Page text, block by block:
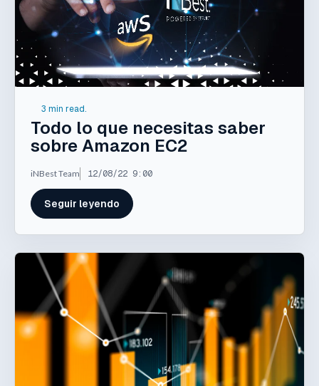
3 min read.
Todo lo que necesitas saber
sobre Amazon EC2
iNBest Team 12/08/22 9:00
Seguir leyendo